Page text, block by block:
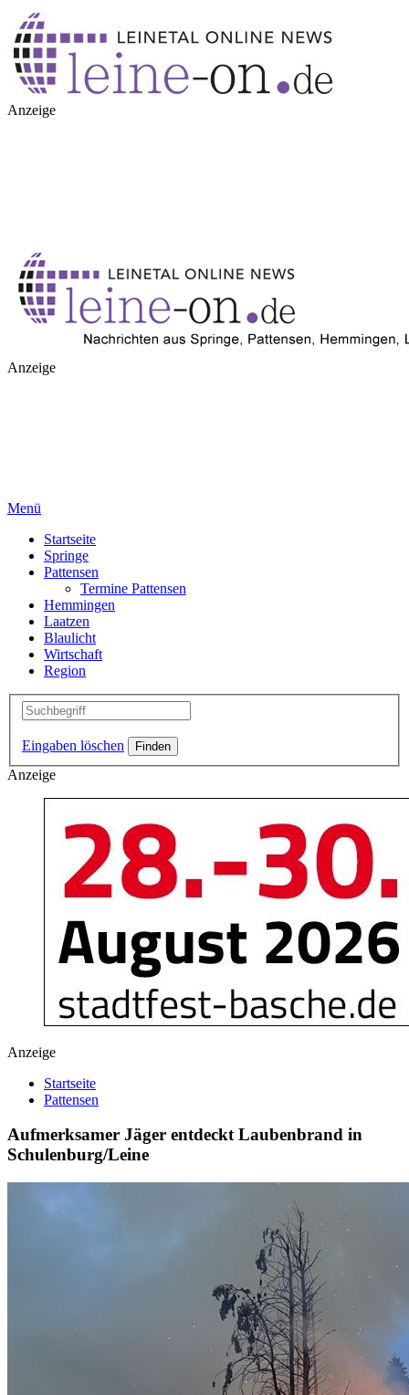
Anzeige
Anzeige
Menü
Startseite
Springe
Pattensen
Termine Pattensen
Hemmingen
Laatzen
Blaulicht
Wirtschaft
Region
Eingaben löschen
Anzeige
Anzeige
Startseite
Pattensen
Aufmerksamer Jäger entdeckt Laubenbrand in
Schulenburg/Leine